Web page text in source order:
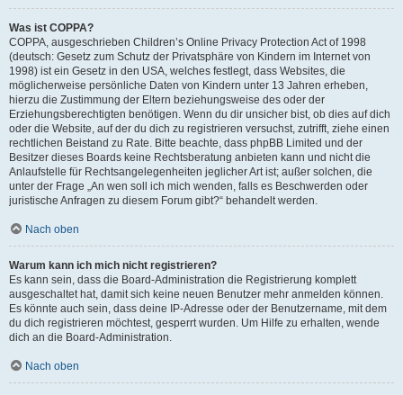
Was ist COPPA?
COPPA, ausgeschrieben Children’s Online Privacy Protection Act of 1998
(deutsch: Gesetz zum Schutz der Privatsphäre von Kindern im Internet von
1998) ist ein Gesetz in den USA, welches festlegt, dass Websites, die
möglicherweise persönliche Daten von Kindern unter 13 Jahren erheben,
hierzu die Zustimmung der Eltern beziehungsweise des oder der
Erziehungsberechtigten benötigen. Wenn du dir unsicher bist, ob dies auf dich
oder die Website, auf der du dich zu registrieren versuchst, zutrifft, ziehe einen
rechtlichen Beistand zu Rate. Bitte beachte, dass phpBB Limited und der
Besitzer dieses Boards keine Rechtsberatung anbieten kann und nicht die
Anlaufstelle für Rechtsangelegenheiten jeglicher Art ist; außer solchen, die
unter der Frage „An wen soll ich mich wenden, falls es Beschwerden oder
juristische Anfragen zu diesem Forum gibt?“ behandelt werden.
Nach oben
Warum kann ich mich nicht registrieren?
Es kann sein, dass die Board-Administration die Registrierung komplett
ausgeschaltet hat, damit sich keine neuen Benutzer mehr anmelden können.
Es könnte auch sein, dass deine IP-Adresse oder der Benutzername, mit dem
du dich registrieren möchtest, gesperrt wurden. Um Hilfe zu erhalten, wende
dich an die Board-Administration.
Nach oben